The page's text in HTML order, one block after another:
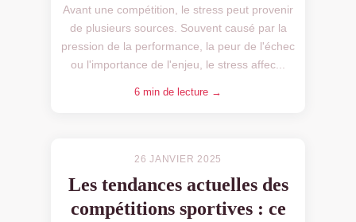
Avant une compétition, le stress peut provenir
de plusieurs sources. Souvent causé par la
pression de la performance, la peur de l'échec
ou l'importance de l'enjeu, le stress affec...
6 min de lecture →
26 JANVIER 2025
Les tendances actuelles des
compétitions sportives : ce